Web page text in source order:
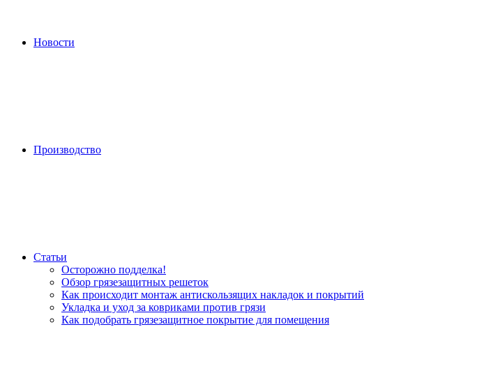
Новости
Производство
Статьи
Осторожно подделка!
Обзор грязезащитных решеток
Как происходит монтаж антискользящих накладок и покрытий
Укладка и уход за ковриками против грязи
Как подобрать грязезащитное покрытие для помещения